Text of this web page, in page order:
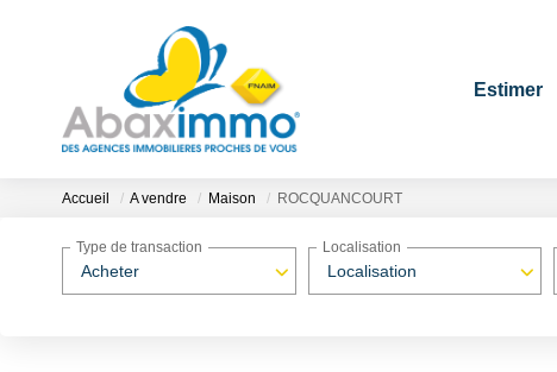
Estimer
Accueil A vendre Maison ROCQUANCOURT
Acheter
Type de transaction
Localisation
Localisation